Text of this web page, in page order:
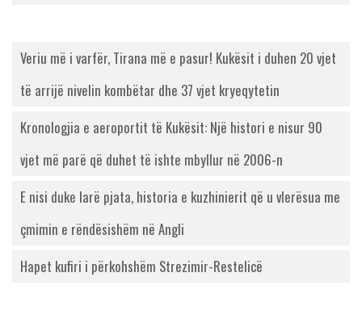
Veriu më i varfër, Tirana më e pasur! Kukësit i duhen 20 vjet
të arrijë nivelin kombëtar dhe 37 vjet kryeqytetin
Kronologjia e aeroportit të Kukësit: Një histori e nisur 90
vjet më parë që duhet të ishte mbyllur në 2006-n
E nisi duke larë pjata, historia e kuzhinierit që u vlerësua me
çmimin e rëndësishëm në Angli
Hapet kufiri i përkohshëm Strezimir-Restelicë